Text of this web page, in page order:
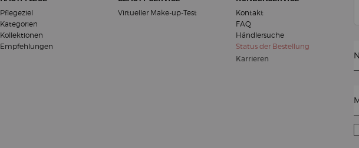
Pflegeziel
Kategorien
Kollektionen
Empfehlungen
Virtueller Make-up-Test
Kontakt
FAQ
Händlersuche
Status der Bestellung
Karrieren